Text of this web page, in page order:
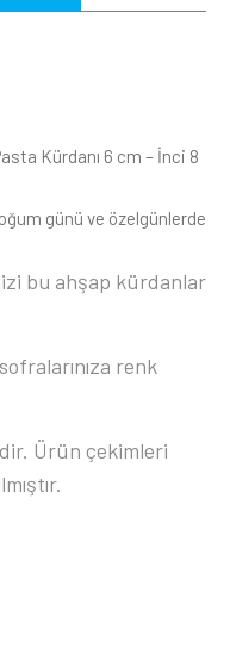
Kürdanı 6 cm – İnci 8
günü ve özelgünlerde
bu ahşap kürdanlar
renk
Ürün çekimleri